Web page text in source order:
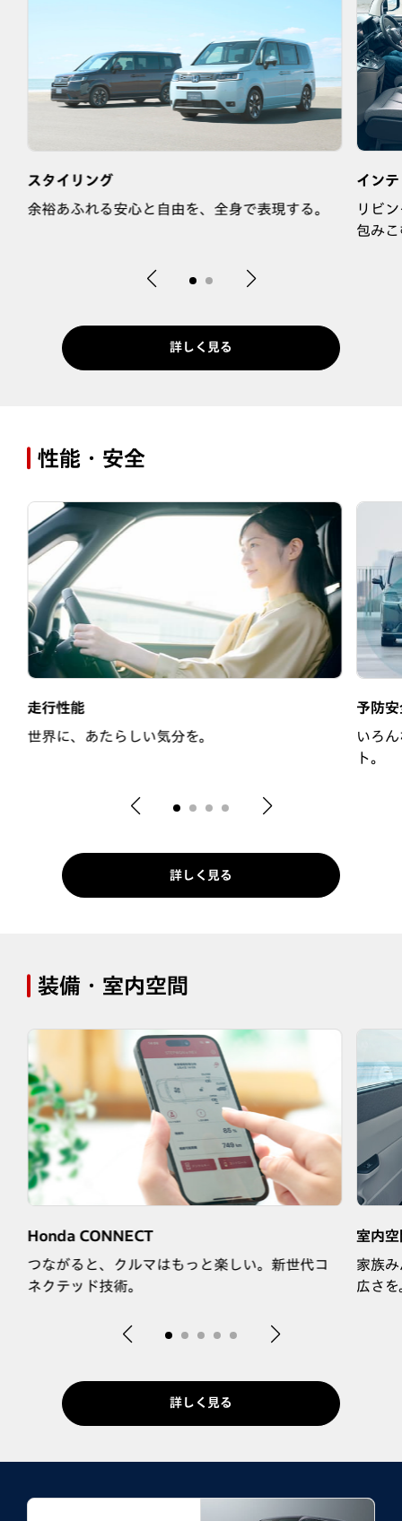
スタイリング
余裕あふれる安心と自由を、全身で表現する。
イン
リビ
包み
詳しく見る
性能・安全
走行性能
世界に、あたらしい気分を。
予防
いろ
ト。
詳しく見る
装備・室内空間
Honda CONNECT
つながると、クルマはもっと楽しい。新世代コ
ネクテッド技術。
室内
家族
広さを
詳しく見る